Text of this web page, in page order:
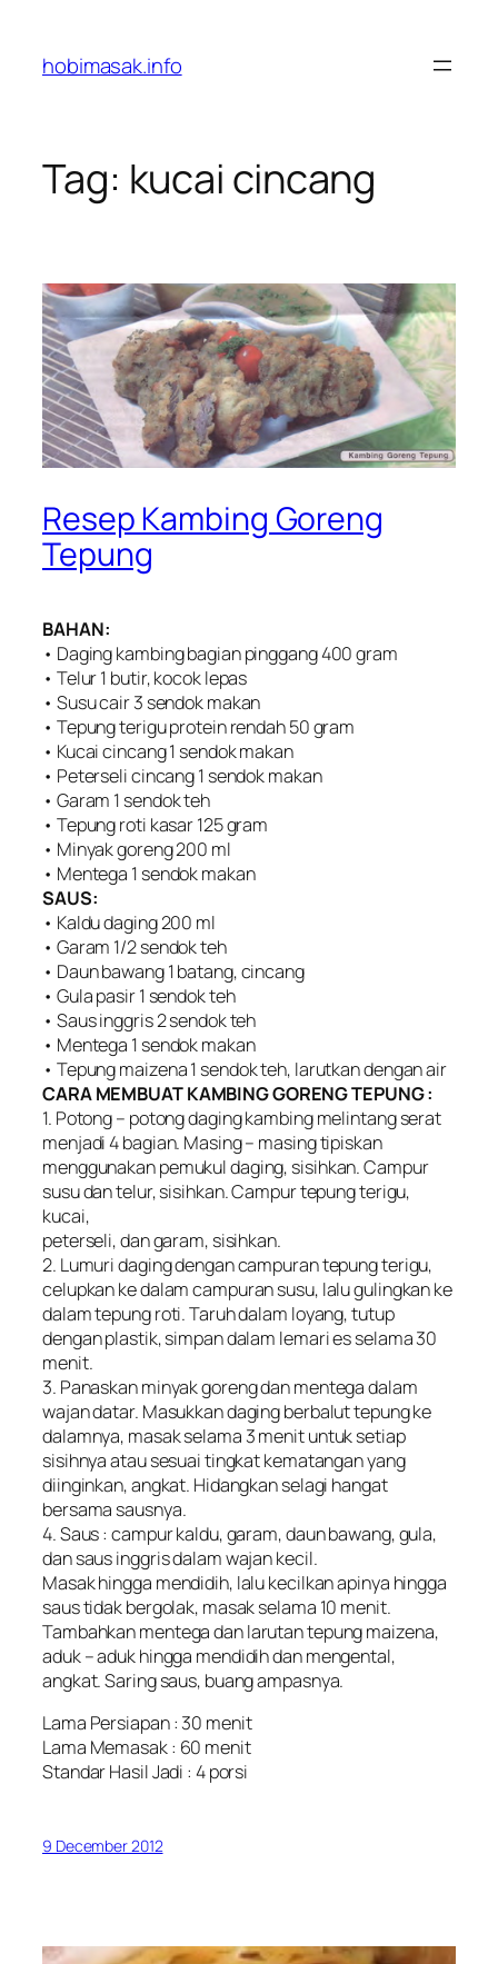
content
hobimasak.info
Tag: kucai cincang
Resep Kambing Goreng
Tepung
BAHAN:
• Daging kambing bagian pinggang 400 gram
• Telur 1 butir, kocok lepas
• Susu cair 3 sendok makan
• Tepung terigu protein rendah 50 gram
• Kucai cincang 1 sendok makan
• Peterseli cincang 1 sendok makan
• Garam 1 sendok teh
• Tepung roti kasar 125 gram
• Minyak goreng 200 ml
• Mentega 1 sendok makan
SAUS:
• Kaldu daging 200 ml
• Garam 1/2 sendok teh
• Daun bawang 1 batang, cincang
• Gula pasir 1 sendok teh
• Saus inggris 2 sendok teh
• Mentega 1 sendok makan
• Tepung maizena 1 sendok teh, larutkan dengan air
CARA MEMBUAT KAMBING GORENG TEPUNG :
1. Potong – potong daging kambing melintang serat
menjadi 4 bagian. Masing – masing tipiskan
menggunakan pemukul daging, sisihkan. Campur
susu dan telur, sisihkan. Campur tepung terigu,
kucai,
peterseli, dan garam, sisihkan.
2. Lumuri daging dengan campuran tepung terigu,
celupkan ke dalam campuran susu, lalu gulingkan ke
dalam tepung roti. Taruh dalam loyang, tutup
dengan plastik, simpan dalam lemari es selama 30
menit.
3. Panaskan minyak goreng dan mentega dalam
wajan datar. Masukkan daging berbalut tepung ke
dalamnya, masak selama 3 menit untuk setiap
sisihnya atau sesuai tingkat kematangan yang
diinginkan, angkat. Hidangkan selagi hangat
bersama sausnya.
4. Saus : campur kaldu, garam, daun bawang, gula,
dan saus inggris dalam wajan kecil.
Masak hingga mendidih, lalu kecilkan apinya hingga
saus tidak bergolak, masak selama 10 menit.
Tambahkan mentega dan larutan tepung maizena,
aduk – aduk hingga mendidih dan mengental,
angkat. Saring saus, buang ampasnya.
Lama Persiapan : 30 menit
Lama Memasak : 60 menit
Standar Hasil Jadi : 4 porsi
9 December 2012